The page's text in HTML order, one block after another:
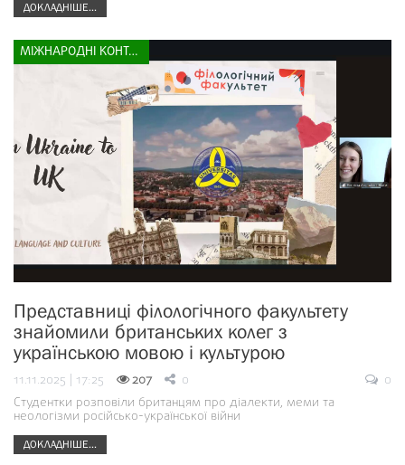
ДОКЛАДНІШЕ...
МІЖНАРОДНІ КОНТАКТИ
Представниці філологічного факультету
знайомили британських колег з
українською мовою і культурою
11.11.2025 | 17:25 207 0
0
Студентки розповіли британцям про діалекти, меми та
неологізми російсько-української війни
ДОКЛАДНІШЕ...